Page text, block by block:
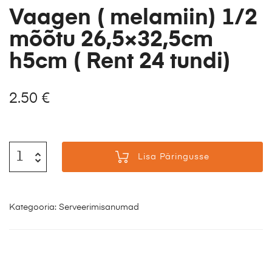
Vaagen ( melamiin) 1/2
mõõtu 26,5×32,5cm
h5cm ( Rent 24 tundi)
2.50 €
Lisa Päringusse
Kategooria: Serveerimisanumad